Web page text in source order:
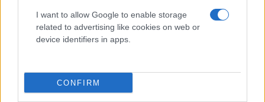
I want to allow Google to enable storage
related to advertising like cookies on web or
device identifiers in apps.
CONFIRM
ειρήνη. Αν συμφωνήσουν, συμφώνησαν». Με τον πόλεμο
να συμπληρώνει ήδη πέντε χρόνια, η προοπτική
αποκλιμάκωσης φαίνεται —για πρώτη φορά— να